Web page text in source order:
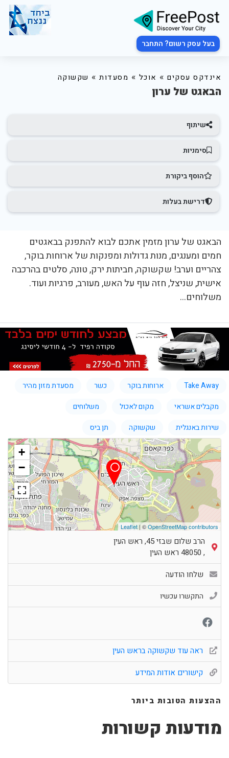
בעל עסק רשום? התחבר
אינדקס עסקים » אוכל » מסעדות » שקשוקה
הבאגט של ערון
שיתוף
סימניות
הוסף ביקורת
דרישת בעלות
הבאגט של ערון מזמין אתכם לבוא להתפנק בבאגטים
חמים ומענגים, מנות גדולות ומפנקות של ארוחות בוקר,
צהריים וערב! שקשוקה, חביתות ירק, טונה, סלטים בהרכבה
אישית, שניצל, חזה עוף על האש, מעורב, פרגיות ועוד.
משלוחים...
Take Away ארוחות בוקר כשר
מסעדת מזון מהיר
מקבלים אשראי
מקום לאכול
משלוחים
שירות באנגלית
שקשוקה תן ביס
+
−
Leaflet| ©OpenStreetMap contributors
הרב שלום שבזי 45, ראש העין
,
48050 ראש העין
שלחו הודעה
התקשרו עכשיו
ראה עוד שקשוקה בראש העין
קישורים אודות המידע
ההצעות הטובות ביותר
מודעות קשורות